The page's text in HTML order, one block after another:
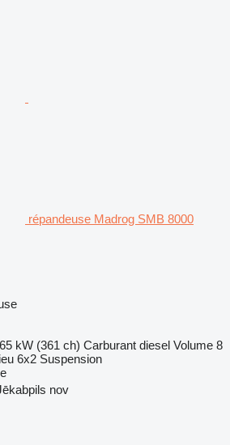
répandeuse Madrog SMB 8000
kW (361 ch) Carburant diesel Volume 8
6x2 Suspension
nov